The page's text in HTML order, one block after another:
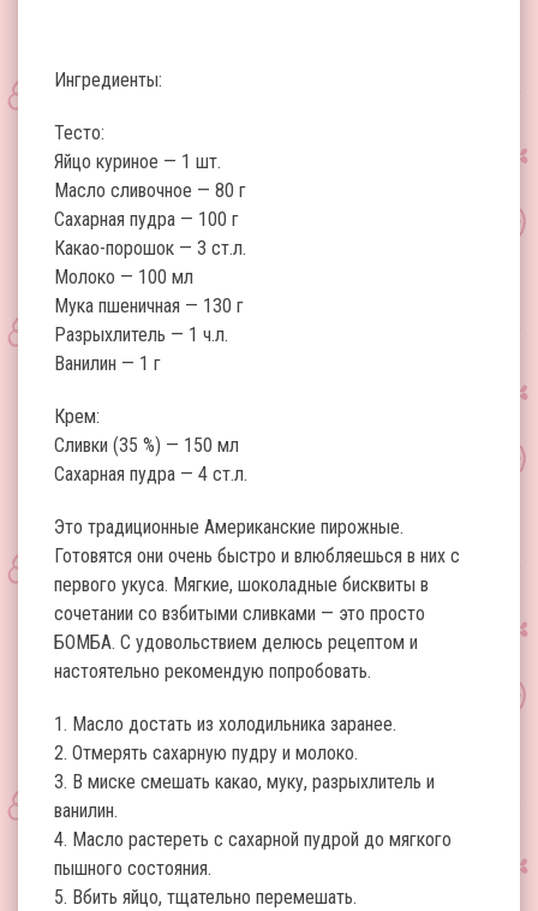
Ингредиенты:
Тесто:
Яйцо куриное — 1 шт.
Масло сливочное — 80 г
Сахарная пудра — 100 г
Какао-порошок — 3 ст.л.
Молоко — 100 мл
Мука пшеничная — 130 г
Разрыхлитель — 1 ч.л.
Ванилин — 1 г
Крем:
Сливки (35 %) — 150 мл
Сахарная пудра — 4 ст.л.
Это традиционные Американские пирожные.
Готовятся они очень быстро и влюбляешься в них с
первого укуса. Мягкие, шоколадные бисквиты в
сочетании со взбитыми сливками — это просто
БОМБА. С удовольствием делюсь рецептом и
настоятельно рекомендую попробовать.
1. Масло достать из холодильника заранее.
2. Отмерять сахарную пудру и молоко.
3. В миске смешать какао, муку, разрыхлитель и
ванилин.
4. Масло растереть с сахарной пудрой до мягкого
пышного состояния.
5. Вбить яйцо, тщательно перемешать.